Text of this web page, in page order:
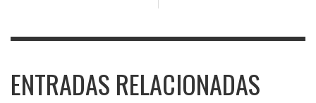
ENTRADAS RELACIONADAS